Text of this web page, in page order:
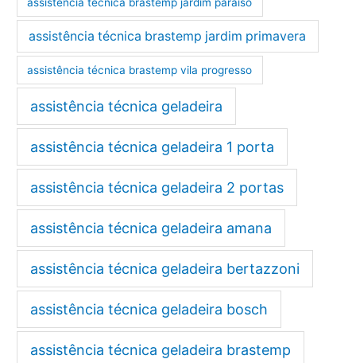
assistência técnica brastemp jardim paraíso
assistência técnica brastemp jardim primavera
assistência técnica brastemp vila progresso
assistência técnica geladeira
assistência técnica geladeira 1 porta
assistência técnica geladeira 2 portas
assistência técnica geladeira amana
assistência técnica geladeira bertazzoni
assistência técnica geladeira bosch
assistência técnica geladeira brastemp